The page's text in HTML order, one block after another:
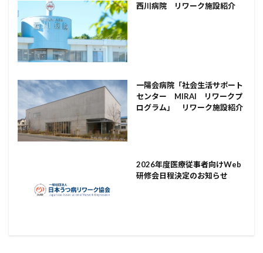
西川病院 リワーク施設紹介
一陽会病院「社会生活サポート
センター MIRAI リワークプ
ログラム」 リワーク施設紹介
2026年度医療従事者向けWeb
研修会日程決定のお知らせ